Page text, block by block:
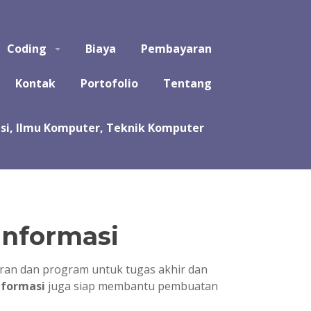
program untuk tugas kuliah, kerja praktek, tugas
Coding Biaya Pembayaran
Kontak Portofolio Tentang
dan program untuk tugas akhir dan
juga siap membantu pembuatan